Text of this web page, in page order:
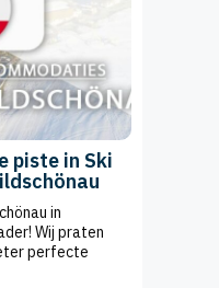
piste in Ski
in
Wij praten
perfecte